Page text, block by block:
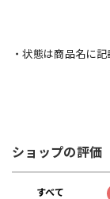
・状態は商品名に
ショップの評価
すべて